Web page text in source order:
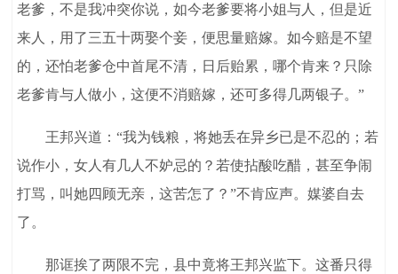
老爹，不是我冲突你说，如今老爹要将小姐与人，但是近
来人，用了三五十两娶个妾，便思量赔嫁。如今赔是不望
的，还怕老爹仓中首尾不清，日后贻累，哪个肯来？只除
老爹肯与人做小，这便不消赔嫁，还可多得几两银子。”
王邦兴道：“我为钱粮，将她丢在异乡已是不忍的；若
说作小，女人有几人不妒忌的？若使拈酸吃醋，甚至争闹
打骂，叫她四顾无亲，这苦怎了？”不肯应声。媒婆自去
了。
那诓挨了两限不完，县中竟将王邦兴监下。这番只得